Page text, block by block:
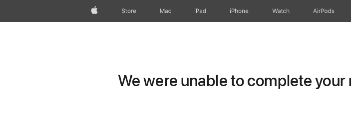
Apple Store Mac iPad iPhone Watch AirPods
We were unable to complete